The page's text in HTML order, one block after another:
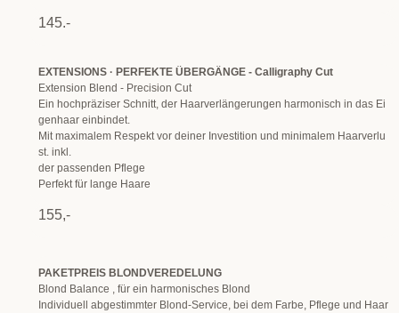
145.-
EXTENSIONS · PERFEKTE ÜBERGÄNGE - Calligraphy Cut
Extension Blend - Precision Cut
Ein hochpräziser Schnitt, der Haarverlängerungen harmonisch in das Ei
genhaar einbindet.
Mit maximalem Respekt vor deiner Investition und minimalem Haarverlu
st. inkl.
der passenden Pflege
Perfekt für lange Haare
155,-
PAKETPREIS BLONDVEREDELUNG
Blond Balance , für ein harmonisches Blond
Individuell abgestimmter Blond-Service, bei dem Farbe, Pflege und Haar